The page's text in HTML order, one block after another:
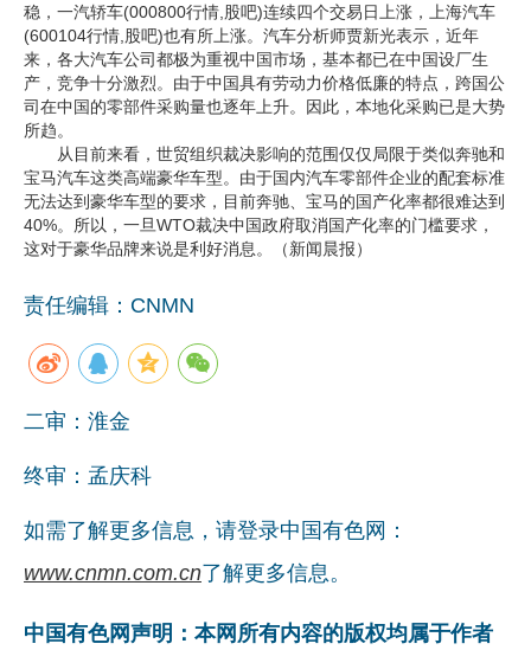
稳，一汽轿车(000800行情,股吧)连续四个交易日上涨，上海汽车
(600104行情,股吧)也有所上涨。汽车分析师贾新光表示，近年
来，各大汽车公司都极为重视中国市场，基本都已在中国设厂生
产，竞争十分激烈。由于中国具有劳动力价格低廉的特点，跨国公
司在中国的零部件采购量也逐年上升。因此，本地化采购已是大势
所趋。
从目前来看，世贸组织裁决影响的范围仅仅局限于类似奔驰和
宝马汽车这类高端豪华车型。由于国内汽车零部件企业的配套标准
无法达到豪华车型的要求，目前奔驰、宝马的国产化率都很难达到
40%。所以，一旦WTO裁决中国政府取消国产化率的门槛要求，
这对于豪华品牌来说是利好消息。（新闻晨报）
责任编辑：CNMN
二审：淮金
终审：孟庆科
如需了解更多信息，请登录中国有色网：
www.cnmn.com.cn了解更多信息。
中国有色网声明：本网所有内容的版权均属于作者